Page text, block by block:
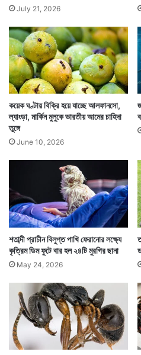
Tags Connecticut United States
July 21, 2026
কয়েক ঘণ্টায় বিক্রি হয়ে যাচ্ছে আলফানসো,
ল্যাংড়া, মার্কিন মুলুকে ভারতীয় আমের চাহিদা
তুঙ্গে
June 10, 2026
শতাব্দী প্রাচীন বিলুপ্ত পাখি ফেরানোর লক্ষ্যে
কৃত্রিম ডিম ফুটে বার হল ২৪টি মুরগির ছানা
May 24, 2026